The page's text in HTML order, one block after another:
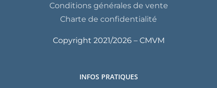
Conditions générales de vente
Charte de confidentialité
Copyright 2021/2026 – CMVM
INFOS PRATIQUES